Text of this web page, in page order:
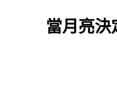
當月亮決